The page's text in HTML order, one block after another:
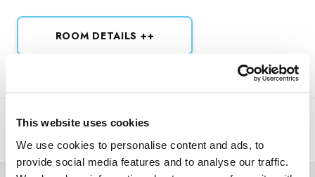
This website uses cookies
We use cookies to personalise content and ads, to
provide social media features and to analyse our traffic.
ROOM DETAILS ++
This unit is available at the property, but not for the dates you